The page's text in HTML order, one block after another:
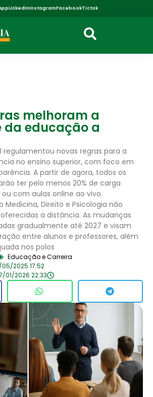
LinkedInInstagramFacebookTictok
melhoram a
educação a
regulamentou novas regras para a
no ensino superior, com foco em
A partir de agora, todos os
ter pelo menos 20% de carga
com aulas online ao vivo.
Medicina, Direito e Psicologia não
a distância. As mudanças
gradualmente até 2027 e visam
entre alunos e professores, além
nos polos
Educação e Carreira
2025 17:52
01/2026 22:33